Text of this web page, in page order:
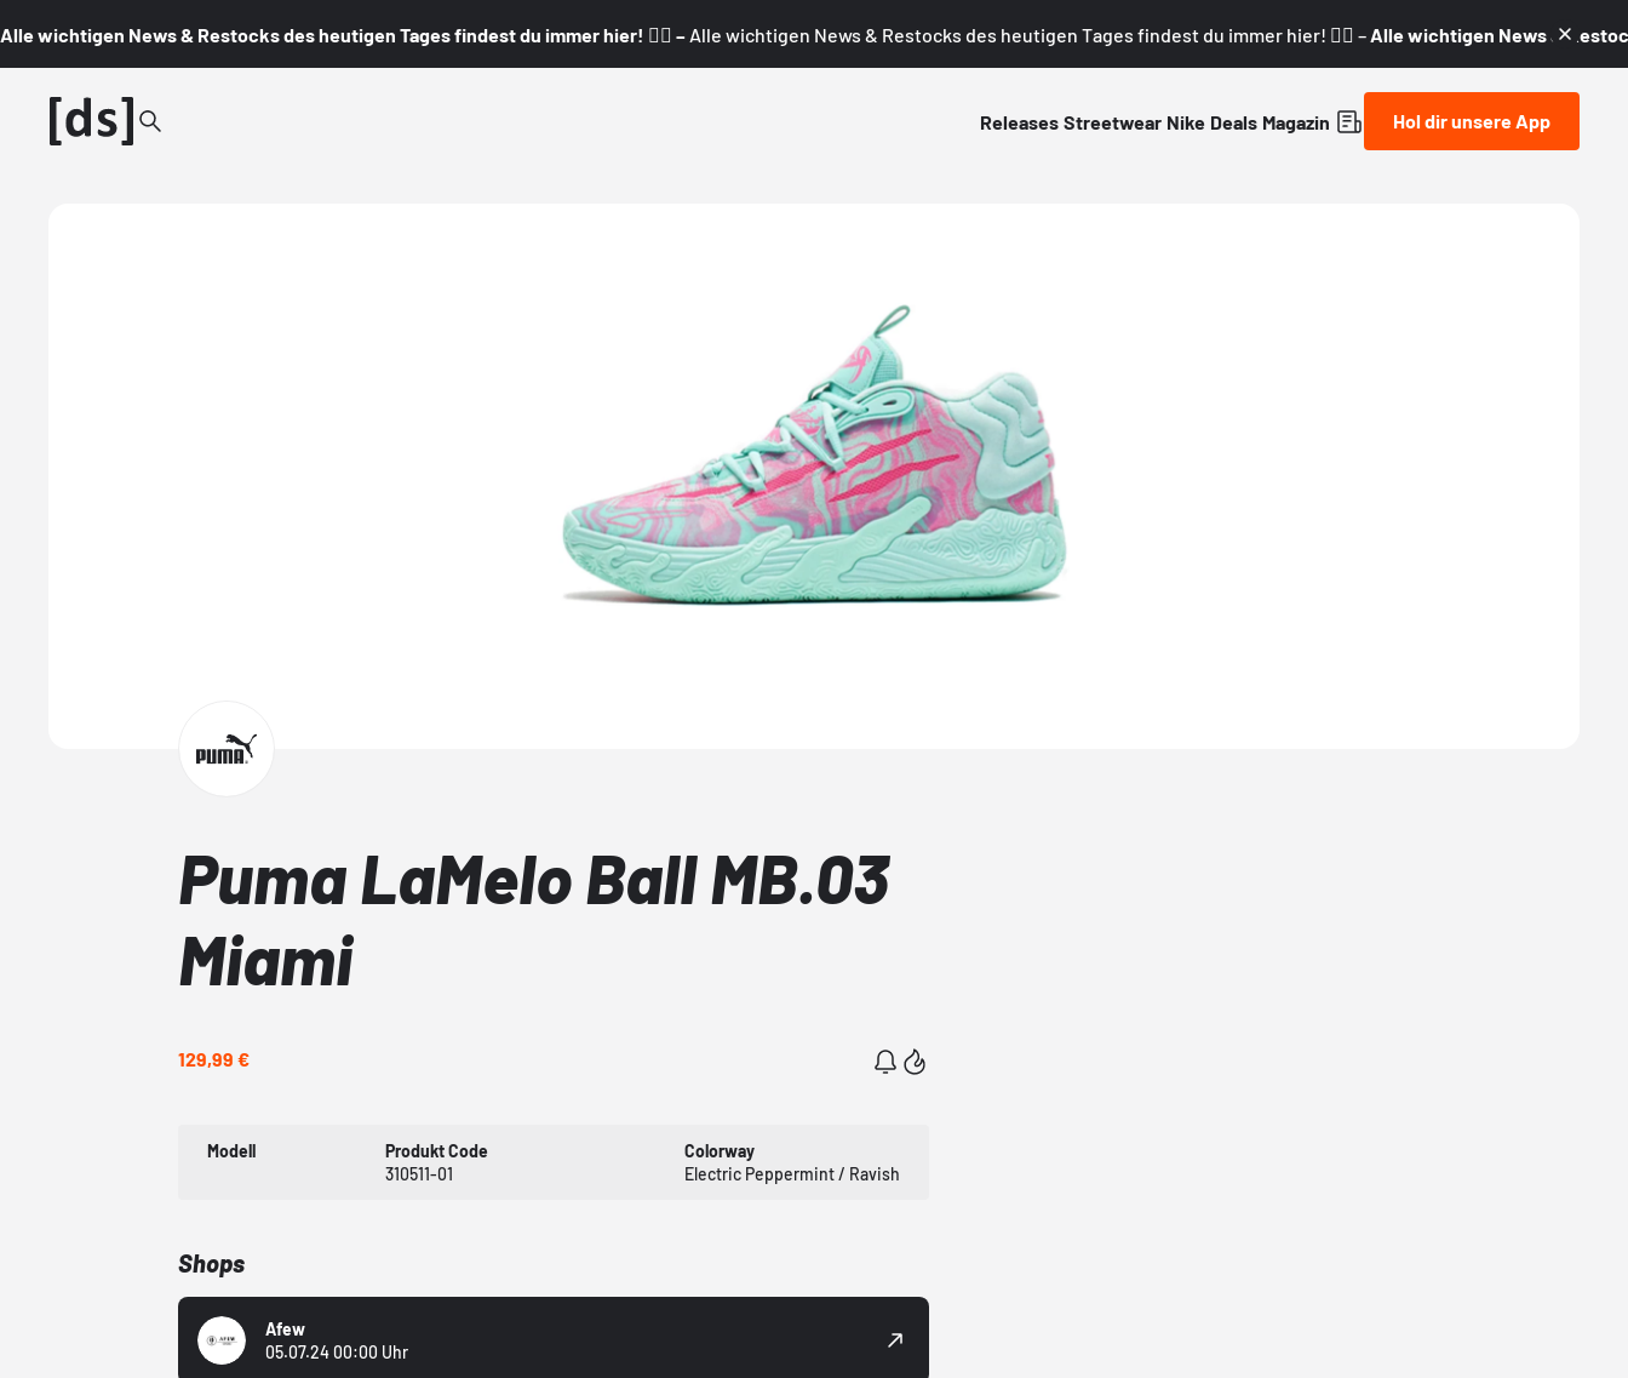
Alle wichtigen News & Restocks des heutigen Tages findest du immer hier! 👇🏼 – Alle wichtigen News & Restocks des heutigen Tages findest du immer hier! 👇🏼 – Alle wichtigen News &
Releases Streetwear Nike Deals Magazin Hol dir unsere App
Puma LaMelo Ball MB.03
Miami
129,99 €
Modell
Produkt Code
310511-01
Colorway
Electric Peppermint / Ravish
Shops
Afew
05.07.24 00:00 Uhr